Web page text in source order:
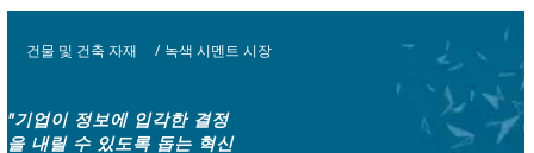
건물 및 건축 자재 / 녹색 시멘트 시장
"기업이 정보에 입각한 결정
을 내릴 수 있도록 돕는 혁신